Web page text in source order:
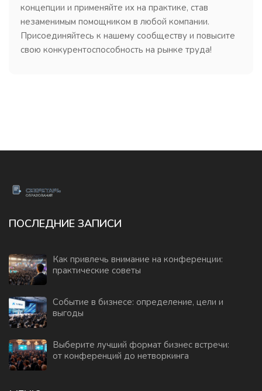
концепции и применяйте их на практике, став
незаменимым помощником в любой компании.
Присоединяйтесь к нашему сообществу и повысите
свою конкурентоспособность на рынке труда!
ПОСЛЕДНИЕ ЗАПИСИ
Как привлечь внимание на конференции:
практические советы
Событие в бизнесе: определение, цели и
выгоды
Выберите лучший формат бизнес встречи:
от конференций до нетворкинга